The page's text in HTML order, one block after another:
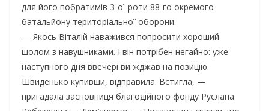
для його побратимів 3-ої роти 88-го окремого
батальйону територіальної оборони.
— Якось Віталій наважився попросити хороший
шолом з навушниками. І він потрібен негайно: уже
наступного дня ввечері виїжджав на позицію.
Швиденько купивши, відправила. Встигла, —
пригадала засновниця благодійного фонду Руслана